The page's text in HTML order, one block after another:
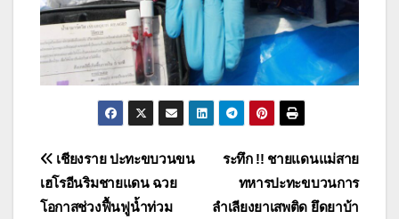
แนะแนว
เรื่อง
ระทึก !! ชายแดนแม่สาย
ทหารปะทะขบวนการ
ลำเลียงยาเสพติด ยึดยาบ้า
เชียงราย ปะทะขบวนขน
เฮโรอีนริมชายแดน ฉวย
โอกาสช่วงฟื้นฟูน้ำท่วม